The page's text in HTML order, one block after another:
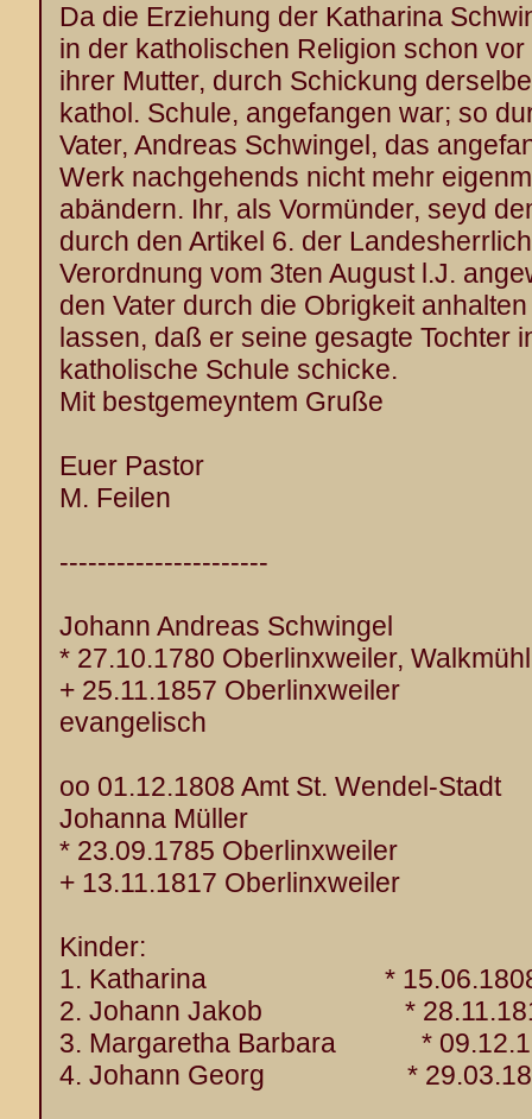
Da die Erziehung der Katharina
in der katholischen Religion schon vor
ihrer Mutter, durch Schickung
kathol. Schule, angefangen war; so
Vater, Andreas Schwingel, das
Werk nachgehends nicht mehr
abändern. Ihr, als Vormünder, seyd
durch den Artikel 6. der
Verordnung vom 3ten August l.J.
den Vater durch die Obrigkeit
lassen, daß er seine gesagte Tochter
katholische Schule schicke.
Mit bestgemeyntem Gruße
Euer Pastor
M. Feilen
----------------------
Johann Andreas Schwingel
* 27.10.1780 Oberlinxweiler,
+ 25.11.1857 Oberlinxweiler
evangelisch
oo 01.12.1808 Amt St. Wendel-Stadt
Johanna Müller
* 23.09.1785 Oberlinxweiler
+ 13.11.1817 Oberlinxweiler
Kinder:
1. Katharina *
2. Johann Jakob *
3. Margaretha Barbara *
4. Johann Georg *